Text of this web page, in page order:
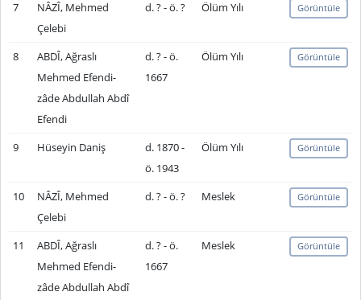
7
NÂZÎ, Mehmed
Çelebi
d. ? - ö. ? Ölüm Yılı Görüntüle
8
ABDÎ, Ağraslı
Mehmed Efendi-
zâde Abdullah Abdî
Efendi
d. ? - ö.
1667
Ölüm Yılı Görüntüle
9 Hüseyin Daniş
d. 1870 -
ö. 1943
Ölüm Yılı Görüntüle
10
NÂZÎ, Mehmed
Çelebi
d. ? - ö. ? Meslek Görüntüle
11
ABDÎ, Ağraslı
Mehmed Efendi-
zâde Abdullah Abdî
d. ? - ö.
1667
Meslek Görüntüle